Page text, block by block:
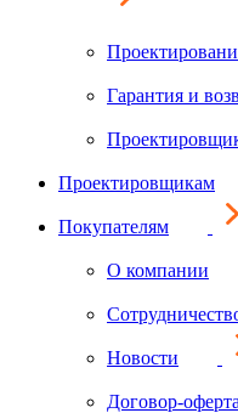
Гарантия и
Проектировщикам
Покупателям
О компании
Новости
Договор-оферта